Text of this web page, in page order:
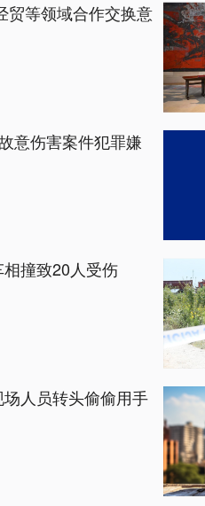
贸等领域合作交换意
意伤害案件犯罪嫌
撞致20人受伤
人员转头偷偷用手